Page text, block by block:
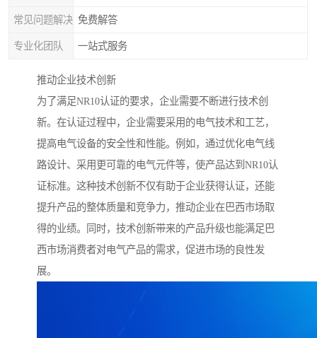
常见问题解决 免费解答
专业化团队 一站式服务
推动企业技术创新
为了满足NR10认证的要求，企业需要不断进行技术创
新。在认证过程中，企业需要采用的电气技术和工艺，
提高电气设备的安全性和性能。例如，通过优化电气线
路设计、采用更可靠的电气元件等，使产品达到NR10认
证标准。这种技术创新不仅有助于企业获得认证，还能
提升产品的整体质量和竞争力，推动企业在巴西市场取
得的业绩。同时，技术创新带来的产品升级也能满足巴
西市场消费者对电气产品的需求，促进市场的良性发
展。